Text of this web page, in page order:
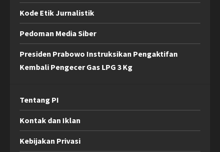
Kode Etik Jurnalistik
Pedoman Media Siber
Presiden Prabowo Instruksikan Pengaktifan
Kembali Pengecer Gas LPG 3 Kg
Tentang PI
Kontak dan Iklan
Kebijakan Privasi